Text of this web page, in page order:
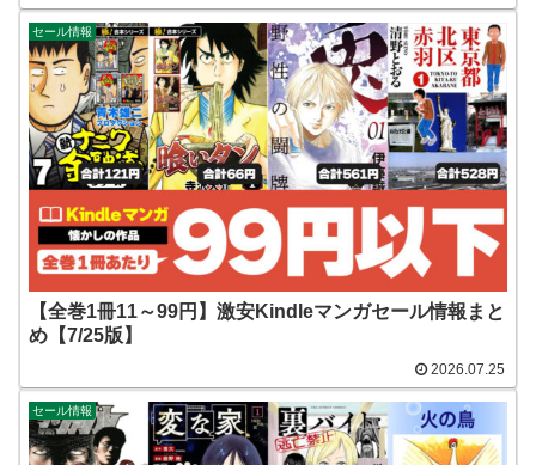
セール情報
【全巻1冊11～99円】激安Kindleマンガセール情報まと
め【7/25版】
2026.07.25
セール情報